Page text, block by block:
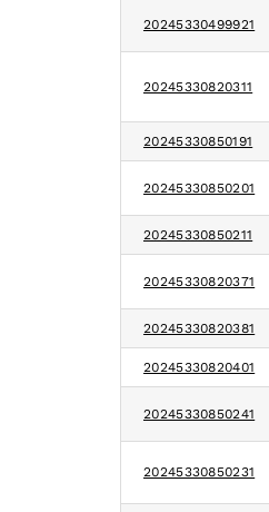
20245330499921
20245330820311
20245330850191
20245330850201
20245330850211
20245330820371
20245330820381
20245330820401
20245330850241
20245330850231